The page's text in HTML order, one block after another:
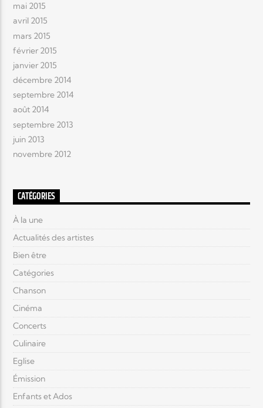
mai 2015
avril 2015
mars 2015
février 2015
janvier 2015
décembre 2014
septembre 2014
août 2014
septembre 2013
juin 2013
novembre 2012
CATÉGORIES
À la une
Actualités des artistes
Bien être
Catégories
Chanson
Cinéma
Concerts
Culinaire
Eglise
Émission
Enfants et Ados